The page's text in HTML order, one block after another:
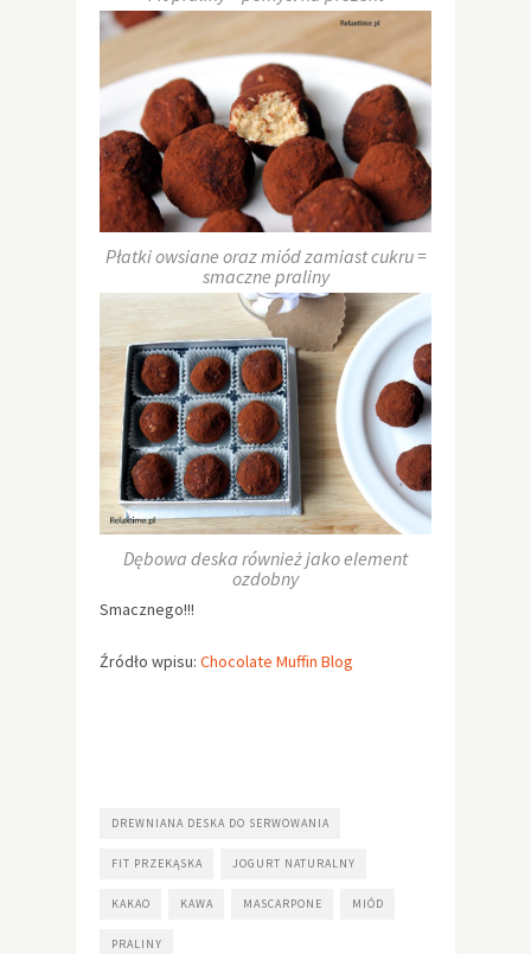
Płatki owsiane oraz miód zamiast cukru =
smaczne praliny
Dębowa deska również jako element
ozdobny
Smacznego!!!
Źródło wpisu: Chocolate Muffin Blog
DREWNIANA DESKA DO SERWOWANIA
FIT PRZEKĄSKA JOGURT NATURALNY
KAKAO KAWA MASCARPONE MIÓD
PRALINY